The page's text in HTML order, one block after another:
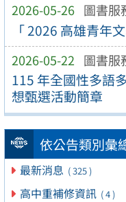
2026-05-26 圖書服
「 2026 高雄青年
2026-05-22 圖書服
115 年全國性多語
想甄選活動簡章
依公告類別彙
最新消息 ( 325 )
高中重補修資訊 ( 4 )